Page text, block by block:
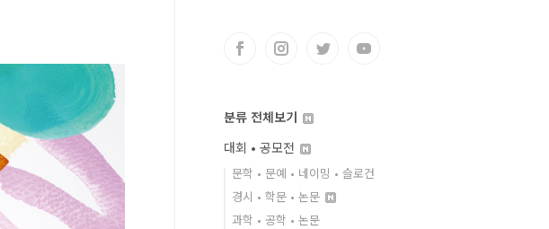
분류 전체보기
대회 • 공모전
문학 • 문예 • 네이밍 • 슬로건
경시 • 학문 • 논문
과학 • 공학 • 논문